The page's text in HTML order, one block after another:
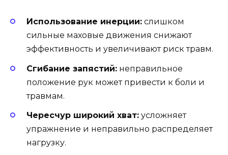
Использование инерции: слишком
сильные маховые движения снижают
эффективность и увеличивают риск травм.
Сгибание запястий: неправильное
положение рук может привести к боли и
травмам.
Чересчур широкий хват: усложняет
упражнение и неправильно распределяет
нагрузку.